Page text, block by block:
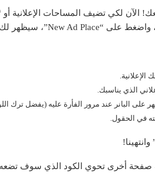
صفحة أخرى تحوي الكود الذي سوف